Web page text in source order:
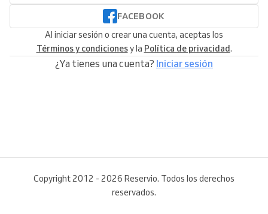
FACEBOOK
Al iniciar sesión o crear una cuenta, aceptas los
Términos y condicionesy la Política de privacidad.
¿Ya tienes una cuenta? Iniciar sesión
Copyright 2012 - 2026 Reservio. Todos los derechos
reservados.